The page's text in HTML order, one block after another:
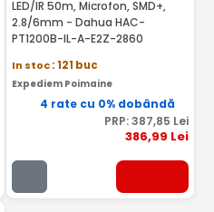
LED/IR 50m, Microfon, SMD+,
2.8/6mm - Dahua HAC-
PT1200B-IL-A-E2Z-2860
In stoc: 121 buc
Expediem Poimaine
4 rate cu 0% dobândă
PRP:387,85 Lei
386,99 Lei